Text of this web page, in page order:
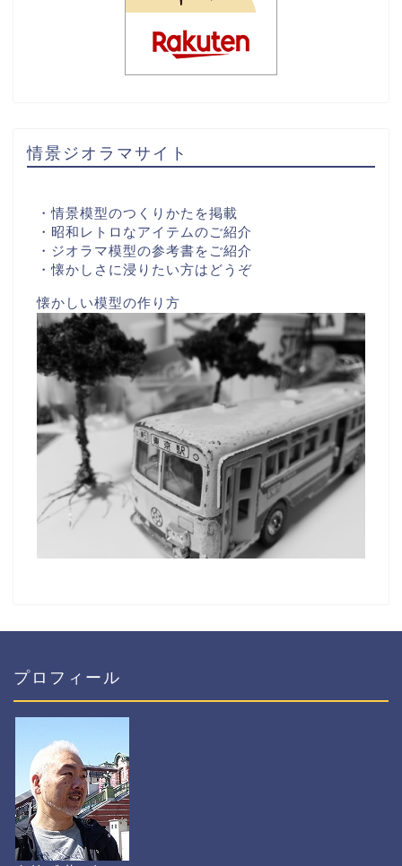
情景ジオラマサイト
・情景模型のつくりかたを掲載
・昭和レトロなアイテムのご紹介
・ジオラマ模型の参考書をご紹介
・懐かしさに浸りたい方はどうぞ
懐かしい模型の作り方
プロフィール